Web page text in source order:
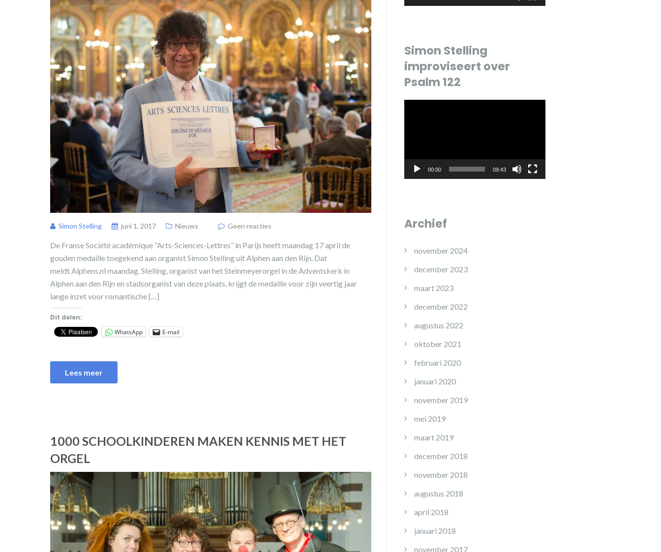
Simon Stelling juni 1, 2017 Nieuws Geen reacties
De Franse Société académique ”Arts-Sciences-Lettres” in Parijs heeft maandag 17 april de
gouden medaille toegekend aan organist Simon Stelling uit Alphen aan den Rijn. Dat
meldt Alphens.nl maandag. Stelling, organist van het Steinmeyerorgel in de Adventskerk in
Alphen aan den Rijn en stadsorganist van deze plaats, krijgt de medaille voor zijn veertig jaar
lange inzet voor romantische […]
Dit delen:
WhatsApp
E-mail
Lees meer
1000 SCHOOLKINDEREN MAKEN KENNIS MET HET
ORGEL
Simon Stelling
improviseert over
Psalm 122
00:00 09:43
Archief
november 2024
december 2023
maart 2023
december 2022
augustus 2022
oktober 2021
februari 2020
januari 2020
november 2019
mei 2019
maart 2019
december 2018
november 2018
augustus 2018
april 2018
januari 2018
november 2017